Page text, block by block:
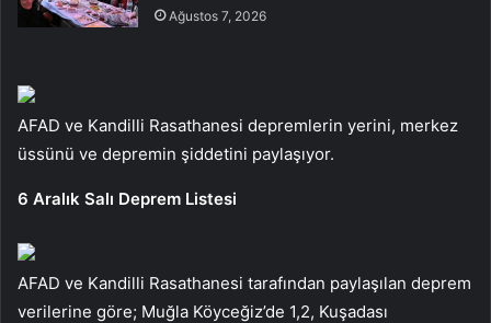
Ağustos 7, 2026
AFAD ve Kandilli Rasathanesi depremlerin yerini, merkez
üssünü ve depremin şiddetini paylaşıyor.
6 Aralık Salı Deprem Listesi
AFAD ve Kandilli Rasathanesi tarafından paylaşılan deprem
verilerine göre; Muğla Köyceğiz’de 1,2, Kuşadası